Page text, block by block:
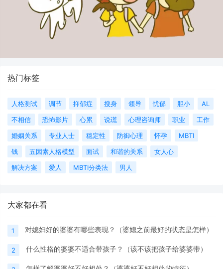
热门标签
人格测试 调节 抑郁症 搜身 领导 忧郁 胆小
AL
不相信
恐怖影片 心累 说谎 心理咨询师 职业
工作
婚姻关系
专业人士 稳定性 防御心理 怀孕
MBTI
钱
五因素人格模型 面试 和谐的关系
女人心
解决方案
爱人 MBTI分类法 男人
大家都在看
1 对媳妇好的婆婆有哪些表现？（婆媳之前最好的状态是怎样）
2 什么性格的婆婆不适合带孩子？（该不该把孩子给婆婆带）